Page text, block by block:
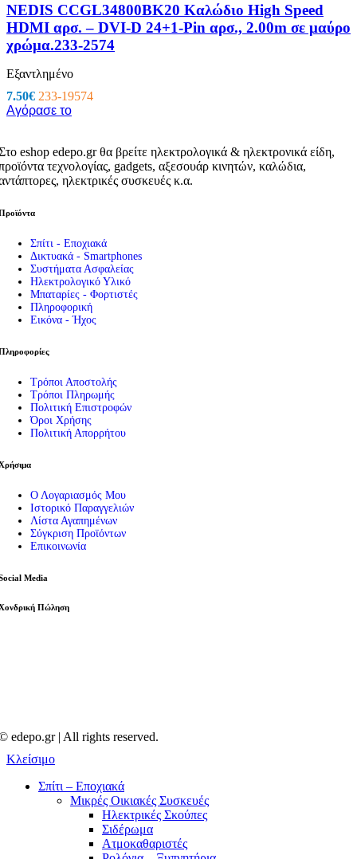
NEDIS CCGL34800BK20 Καλώδιο High Speed
HDMI αρσ. – DVI-D 24+1-Pin αρσ., 2.00m σε μαύρο
χρώμα.233-2574
Εξαντλημένο
7.50€ 233-19574
Αγόρασε το
eshop edepo.gr θα βρείτε ηλεκτρολογικά & ηλεκτρονικά είδη,
τεχνολογίας, gadgets, αξεσουάρ κινητών, καλώδια,
ηλεκτρικές συσκευές κ.α.
Σπίτι - Εποχιακά
Δικτυακά - Smartphones
Συστήματα Ασφαλείας
Ηλεκτρολογικό Υλικό
Μπαταρίες - Φορτιστές
Πληροφορική
Εικόνα - Ήχος
Τρόποι Αποστολής
Τρόποι Πληρωμής
Πολιτική Επιστροφών
Όροι Χρήσης
Πολιτική Απορρήτου
Ο Λογαριασμός Μου
Ιστορικό Παραγγελιών
Λίστα Αγαπημένων
Σύγκριση Προϊόντων
Επικοινωνία
Media
Πώληση
edepo.gr | All rights reserved.
Κλείσιμο
Σπίτι – Εποχιακά
Μικρές Οικιακές Συσκευές
Ηλεκτρικές Σκούπες
Σιδέρωμα
Ατμοκαθαριστές